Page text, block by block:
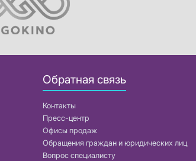
Обратная связь
Контакты
Пресс-центр
Офисы продаж
Обращения граждан и юридических лиц
Вопрос специалисту